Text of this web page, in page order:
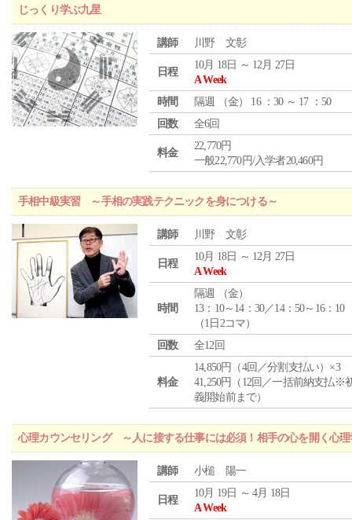
じっくり学ぶ九星
講師 川野 文彰
日程
10月 18日 ～ 12月 27日
A Week
時間
隔週 （金） 16 ：30 ～ 17 ：50
回数
全6回
料金
22,770円
一般22,770円/入学者20,460円
手相中級実習 ～手相の実践テクニックを身につける～
講師 川野 文彰
日程
10月 18日 ～ 12月 27日
A Week
時間
隔週 （金）
13：10～14：30／14：50～16：10
（1日2コマ）
回数
全12回
料金
14,850円（4回／分割支払い）×3
41,250円（12回／一括前納支払※
義開始前まで）
心理カウンセリング ～人に接する仕事には必須！相手の心を開く心理
講師 小槌 陽一
日程
10月 19日 ～ 4月 18日
A Week